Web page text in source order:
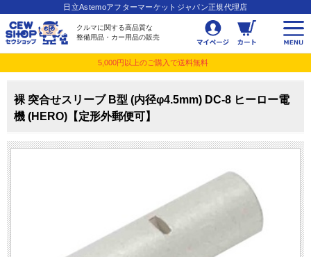
日立Astemoアフターマーケットジャパン正規代理店
クルマに関する高品質な
整備用品・カー用品の販売
5,000円以上のご購入で送料無料
裸 突合せスリーブ B型 (内径φ4.5mm) DC-8 ヒーロー電
機 (HERO)【定形外郵便可】